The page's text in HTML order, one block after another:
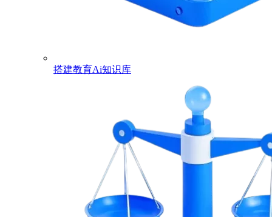
搭建教育Ai知识库